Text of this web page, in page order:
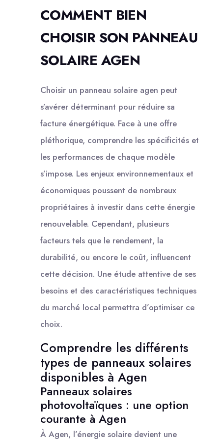
COMMENT BIEN
CHOISIR SON PANNEAU
SOLAIRE AGEN
Choisir un panneau solaire agen peut
s’avérer déterminant pour réduire sa
facture énergétique. Face à une offre
pléthorique, comprendre les spécificités et
les performances de chaque modèle
s’impose. Les enjeux environnementaux et
économiques poussent de nombreux
propriétaires à investir dans cette énergie
renouvelable. Cependant, plusieurs
facteurs tels que le rendement, la
durabilité, ou encore le coût, influencent
cette décision. Une étude attentive de ses
besoins et des caractéristiques techniques
du marché local permettra d’optimiser ce
choix.
Comprendre les différents
types de panneaux solaires
disponibles à Agen
Panneaux solaires
photovoltaïques : une option
courante à Agen
À Agen, l’énergie solaire devient une